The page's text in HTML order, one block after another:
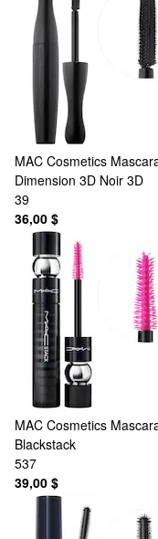
MAC Cosmetics
Dimension 3D Noir 3D
39
36,00 $
MAC Cosmetics
Blackstack
537
39,00 $